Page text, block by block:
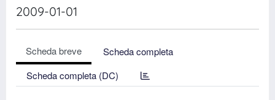
2009-01-01
Scheda breve
Scheda completa
Scheda completa (DC)